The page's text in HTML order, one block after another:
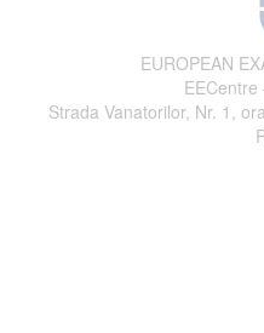
EUROPEAN
Strada Vanatorilor, Nr. 1,